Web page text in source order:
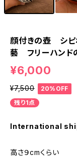
顔付きの壺 シ
藝 フリーハンド
¥6,000
¥7,500
20%OFF
残り1点
International
高さ９cmくらい